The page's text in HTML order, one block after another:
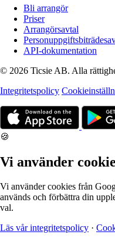
Bli arrangör
Priser
Arrangörsavtal
API-dokumentation
© 2026 Ticsie AB. Alla
Integritetspolicy
🍪
Vi använder
Vi använder cookies från
används och förbättra din
val.
Läs vår integritetspolicy ·